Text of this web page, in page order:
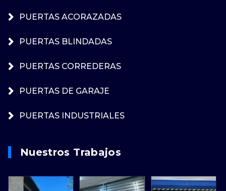
PUERTAS ACORAZADAS
PUERTAS BLINDADAS
PUERTAS CORREDERAS
PUERTAS DE GARAJE
PUERTAS INDUSTRIALES
Nuestros Trabajos